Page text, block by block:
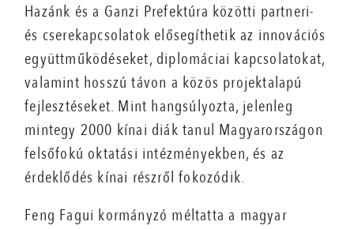
Hazánk és a Ganzi Prefektúra közötti partneri-
és cserekapcsolatok elősegíthetik az innovációs
együttműködéseket, diplomáciai kapcsolatokat,
valamint hosszú távon a közös projektalapú
fejlesztéseket. Mint hangsúlyozta, jelenleg
mintegy 2000 kínai diák tanul Magyarországon
felsőfokú oktatási intézményekben, és az
érdeklődés kínai részről fokozódik.
Feng Fagui kormányzó méltatta a magyar